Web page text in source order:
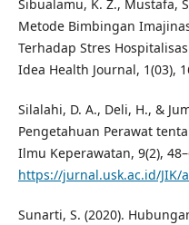
Sibualamu, K. Z., Mustafa,
Metode Bimbingan
Terhadap Stres
Idea Health Journal, 1(03),
Silalahi, D. A., Deli, H., &
Pengetahuan Perawat
Ilmu Keperawatan, 9(2),
https://jurnal.usk.ac.id/JIK/
Sunarti, S. (2020).